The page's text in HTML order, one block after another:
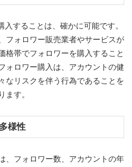
入することは、確かに可能です。
フォロワー販売業者やサービスが
格帯でフォロワーを購入すること
ォロワー購入は、アカウントの健
なリスクを伴う行為であることを
ます。
様性
、フォロワー数、アカウントの年